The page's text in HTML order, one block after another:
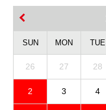
SUN MON TUE
26 27 28
2 3 4